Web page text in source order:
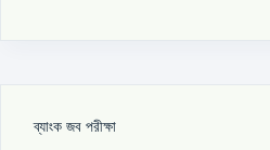
ব্যাংক জব পরীক্ষা